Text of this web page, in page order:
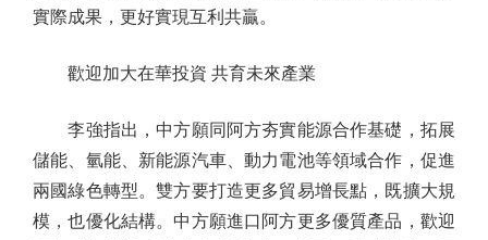
實際成果，更好實現互利共贏。
歡迎加大在華投資 共育未來產業
李強指出，中方願同阿方夯實能源合作基礎，拓展
儲能、氫能、新能源汽車、動力電池等領域合作，促進
兩國綠色轉型。雙方要打造更多貿易增長點，既擴大規
模，也優化結構。中方願進口阿方更多優質產品，歡迎